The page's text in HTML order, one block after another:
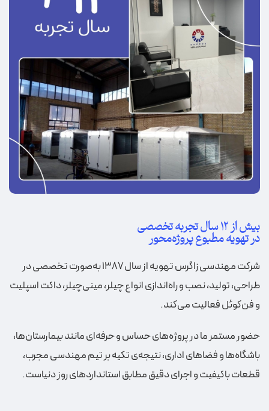
بیش از ۱۲ سال تجربه تخصصی
در تهویه مطبوع پروژه‌محور
شرکت مهندسی زاگرس تهویه از سال ۱۳۸۷ به‌صورت تخصصی در
طراحی، تولید، نصب و راه‌اندازی انواع چیلر، مینی‌چیلر، داکت اسپلیت
و فن‌کوئل فعالیت می‌کند.
حضور مستمر ما در پروژه‌های حساس و حرفه‌ای مانند بیمارستان‌ها،
باشگاه‌ها و فضاهای اداری، نتیجه‌ی تکیه بر تیم مهندسی مجرب،
قطعات باکیفیت و اجرای دقیق مطابق استانداردهای روز دنیاست.